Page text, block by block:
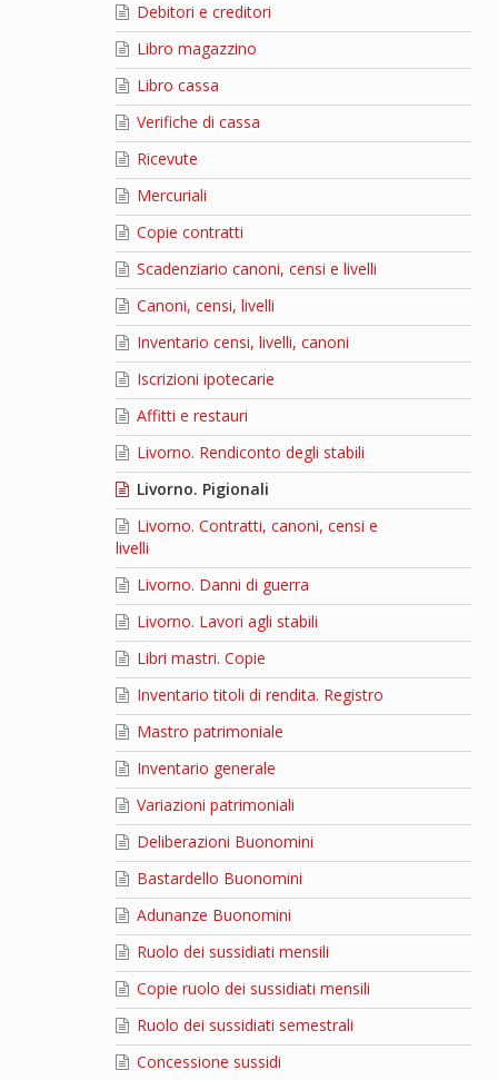
Debitori e creditori
Libro magazzino
Libro cassa
Verifiche di cassa
Ricevute
Mercuriali
Copie contratti
Scadenziario canoni, censi e livelli
Canoni, censi, livelli
Inventario censi, livelli, canoni
Iscrizioni ipotecarie
Affitti e restauri
Livorno. Rendiconto degli stabili
Livorno. Pigionali
Livorno. Contratti, canoni, censi e
livelli
Livorno. Danni di guerra
Livorno. Lavori agli stabili
Libri mastri. Copie
Inventario titoli di rendita. Registro
Mastro patrimoniale
Inventario generale
Variazioni patrimoniali
Deliberazioni Buonomini
Bastardello Buonomini
Adunanze Buonomini
Ruolo dei sussidiati mensili
Copie ruolo dei sussidiati mensili
Ruolo dei sussidiati semestrali
Concessione sussidi